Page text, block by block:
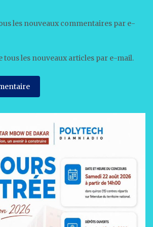
les nouveaux commentaires par e-
tous les nouveaux articles par e-mail.